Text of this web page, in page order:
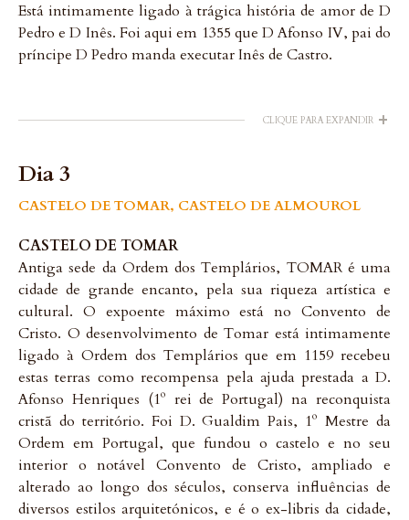
Está intimamente ligado à trágica história de amor de D
Pedro e D Inês. Foi aqui em 1355 que D Afonso IV, pai do
príncipe D Pedro manda executar Inês de Castro.
CLIQUE PARA EXPANDIR +
Dia 3
CASTELO DE TOMAR, CASTELO DE ALMOUROL
CASTELO DE TOMAR
Antiga sede da Ordem dos Templários, TOMAR é uma
cidade de grande encanto, pela sua riqueza artística e
cultural. O expoente máximo está no Convento de
Cristo. O desenvolvimento de Tomar está intimamente
ligado à Ordem dos Templários que em 1159 recebeu
estas terras como recompensa pela ajuda prestada a D.
Afonso Henriques (1º rei de Portugal) na reconquista
cristã do território. Foi D. Gualdim Pais, 1º Mestre da
Ordem em Portugal, que fundou o castelo e no seu
interior o notável Convento de Cristo, ampliado e
alterado ao longo dos séculos, conserva influências de
diversos estilos arquitetónicos, e é o ex-libris da cidade,